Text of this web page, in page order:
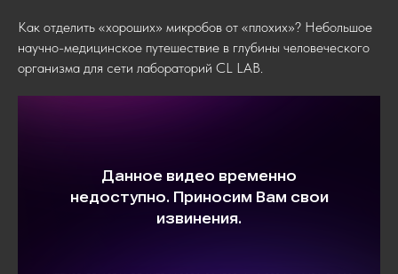
Как отделить «хороших» микробов от «плохих»? Небольшое
научно-медицинское путешествие в глубины человеческого
организма для сети лабораторий CL LAB.